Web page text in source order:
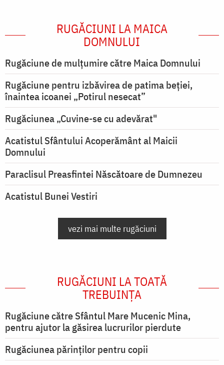
RUGĂCIUNI LA MAICA
DOMNULUI
Rugăciune de mulţumire către Maica Domnului
Rugăciune pentru izbăvirea de patima beției,
înaintea icoanei „Potirul nesecat”
Rugăciunea „Cuvine-se cu adevărat"
Acatistul Sfântului Acoperământ al Maicii
Domnului
Paraclisul Preasfintei Născătoare de Dumnezeu
Acatistul Bunei Vestiri
vezi mai multe rugăciuni
RUGĂCIUNI LA TOATĂ
TREBUINȚA
Rugăciune către Sfântul Mare Mucenic Mina,
pentru ajutor la găsirea lucrurilor pierdute
Rugăciunea părinților pentru copii